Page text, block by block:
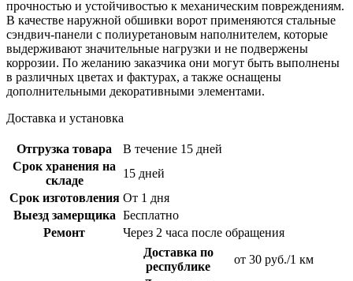
прочностью и устойчивостью к механическим повреждениям.
В качестве наружной обшивки ворот применяются стальные
сэндвич-панели с полиуретановым наполнителем, которые
выдерживают значительные нагрузки и не подвержены
коррозии. По желанию заказчика они могут быть выполнены
в различных цветах и фактурах, а также оснащены
дополнительными декоративными элементами.
Доставка и установка
Отгрузка товара
В течение 15 дней
Срок хранения на
складе
15 дней
Срок изготовления От 1 дня
Выезд замерщика Бесплатно
Ремонт
Через 2 часа после обращения
Доставка по
республике
от 30 руб./1 км